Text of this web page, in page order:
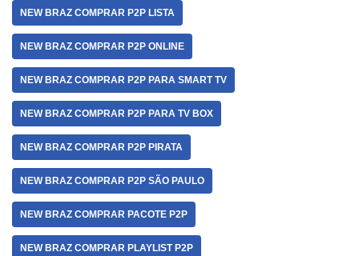
NEW BRAZ COMPRAR P2P LISTA
NEW BRAZ COMPRAR P2P ONLINE
NEW BRAZ COMPRAR P2P PARA SMART TV
NEW BRAZ COMPRAR P2P PARA TV BOX
NEW BRAZ COMPRAR P2P PIRATA
NEW BRAZ COMPRAR P2P SÃO PAULO
NEW BRAZ COMPRAR PACOTE P2P
NEW BRAZ COMPRAR PLAYLIST P2P